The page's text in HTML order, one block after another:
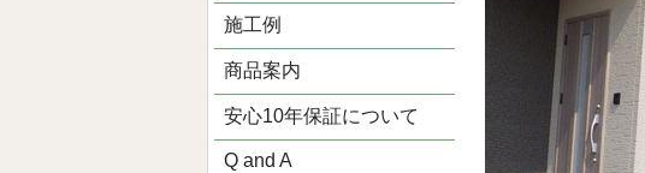
施工例
商品案内
安心10年保証について
Q and A